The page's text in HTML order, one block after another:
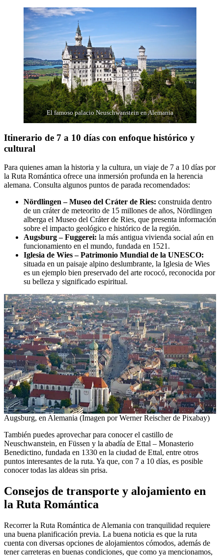
El famoso palacio Neuschwanstein en Alemania
Itinerario de 7 a 10 días con enfoque histórico y
cultural
Para quienes aman la historia y la cultura, un viaje de 7 a 10 días por
la Ruta Romántica ofrece una inmersión profunda en la herencia
alemana. Consulta algunos puntos de parada recomendados:
Nördlingen – Museo del Cráter de Ries: construida dentro
de un cráter de meteorito de 15 millones de años, Nördlingen
alberga el Museo del Cráter de Ries, que presenta información
sobre el impacto geológico e histórico de la región.
Augsburg – Fuggerei: la más antigua vivienda social aún en
funcionamiento en el mundo, fundada en 1521.
Iglesia de Wies – Patrimonio Mundial de la UNESCO:
situada en un paisaje alpino deslumbrante, la Iglesia de Wies
es un ejemplo bien preservado del arte rococó, reconocida por
su belleza y significado espiritual.
Augsburg, en Alemania (Imagen por Werner Reischer de Pixabay)
También puedes aprovechar para conocer el castillo de
Neuschwanstein, en Füssen y la abadía de Ettal – Monasterio
Benedictino, fundada en 1330 en la ciudad de Ettal, entre otros
puntos interesantes de la ruta. Ya que, con 7 a 10 días, es posible
conocer todas las aldeas sin prisa.
Consejos de transporte y alojamiento en
la Ruta Romántica
Recorrer la Ruta Romántica de Alemania con tranquilidad requiere
una buena planificación previa. La buena noticia es que la ruta
cuenta con diversas opciones de alojamientos cómodos, además de
tener carreteras en buenas condiciones, que como ya mencionamos,